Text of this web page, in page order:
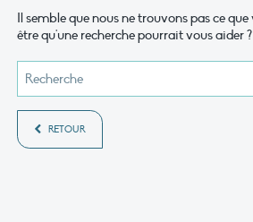
Il semble que nous ne trouvons pas ce
être qu'une recherche pourrait vous aider ?
RETOUR